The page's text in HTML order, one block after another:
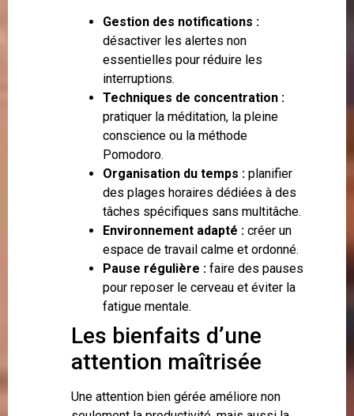
Gestion des notifications :
désactiver les alertes non
essentielles pour réduire les
interruptions.
Techniques de concentration :
pratiquer la méditation, la pleine
conscience ou la méthode
Pomodoro.
Organisation du temps : planifier
des plages horaires dédiées à des
tâches spécifiques sans multitâche.
Environnement adapté : créer un
espace de travail calme et ordonné.
Pause régulière : faire des pauses
pour reposer le cerveau et éviter la
fatigue mentale.
Les bienfaits d’une
attention maîtrisée
Une attention bien gérée améliore non